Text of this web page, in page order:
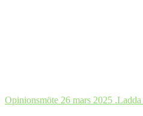
Opinionsmöte 26 mars 2025 .Ladda